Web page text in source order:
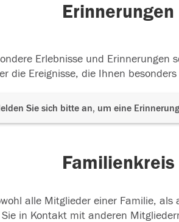
Erinnerungen
Erlebnisse und Erinnerungen
die Ereignisse, die Ihnen
Sie sich bitte an, um eine
Familienkreis
alle Mitglieder einer Familie,
in Kontakt mit anderen